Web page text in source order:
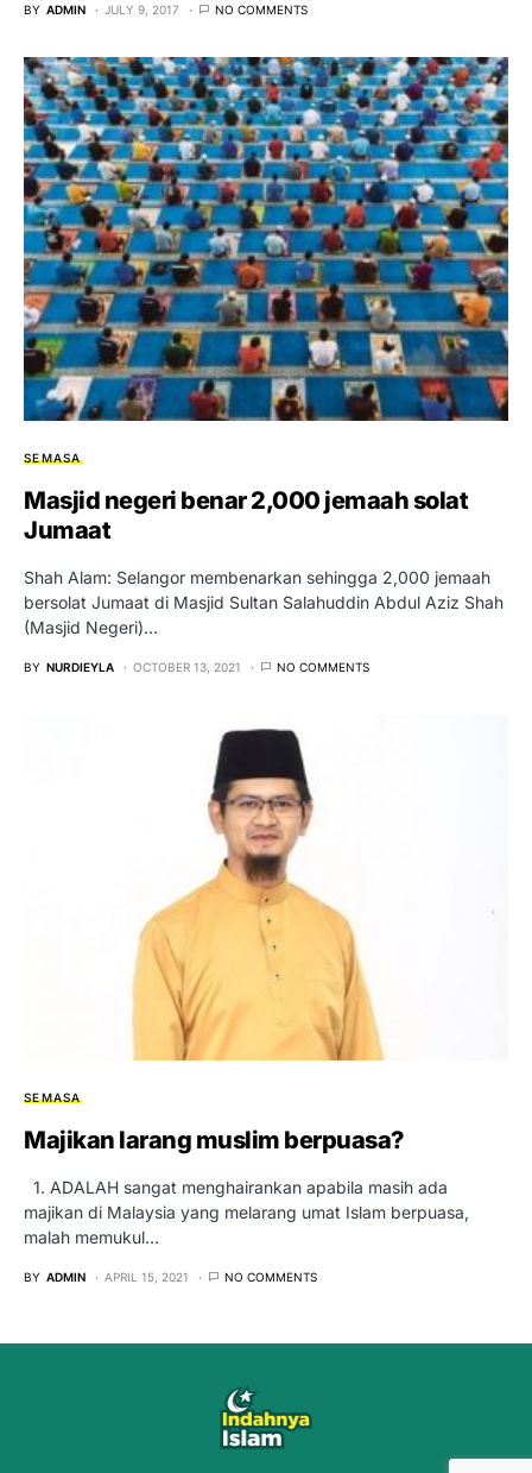
BY ADMIN JULY 9, 2017 NO COMMENTS
SEMASA
Masjid negeri benar 2,000 jemaah solat
Jumaat
Shah Alam: Selangor membenarkan sehingga 2,000 jemaah
bersolat Jumaat di Masjid Sultan Salahuddin Abdul Aziz Shah
(Masjid Negeri)…
BY NURDIEYLA OCTOBER 13, 2021 NO COMMENTS
SEMASA
Majikan larang muslim berpuasa?
1. ADALAH sangat menghairankan apabila masih ada
majikan di Malaysia yang melarang umat Islam berpuasa,
malah memukul…
BY ADMIN APRIL 15, 2021 NO COMMENTS